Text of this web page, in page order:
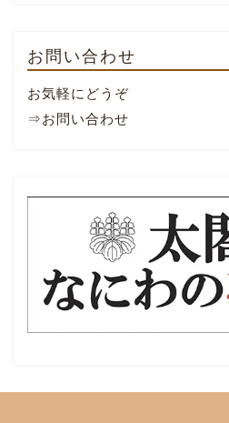
お問い合わせ
お気軽にどうぞ
⇒お問い合わせ